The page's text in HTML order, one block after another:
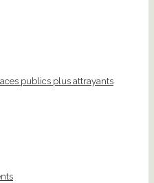
publics plus attrayants